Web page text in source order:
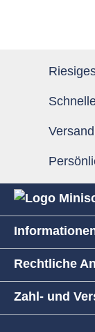
Rechtliche
Zahl- und